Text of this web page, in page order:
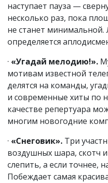
наступает пауза —
несколько раз, пока
не станет
определяется
· «Угадай мелодию!».
мотивам известной
делятся на команды,
и современные хиты по
качестве репертуара
многим новогодние
· «Снеговик». Три
воздушных шара, скотч
слепить, а если точнее,
Побеждает самая